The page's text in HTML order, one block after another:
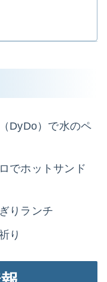
DyDo）で水のペ
でホットサンド
りランチ
り